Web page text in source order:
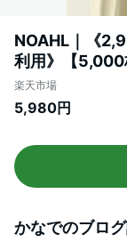
NOAHL｜《
利用》【5,000
【メール便】
ィース 春 夏 秋
低身長
楽天市場
5,980円
かなでのブロ